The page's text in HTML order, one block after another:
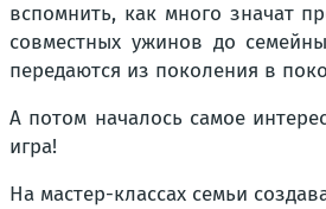
вспомнить, как много значат
совместных ужинов до
передаются из поколения в
А потом началось самое
игра!
На мастер-классах семьи